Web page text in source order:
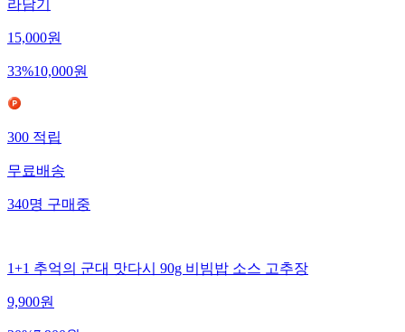
라담기
15,000원
33%10,000원
300적립
무료배송
340명구매중
1+1 추억의 군대 맛다시 90g 비빔밥 소스 고추장
9,900원